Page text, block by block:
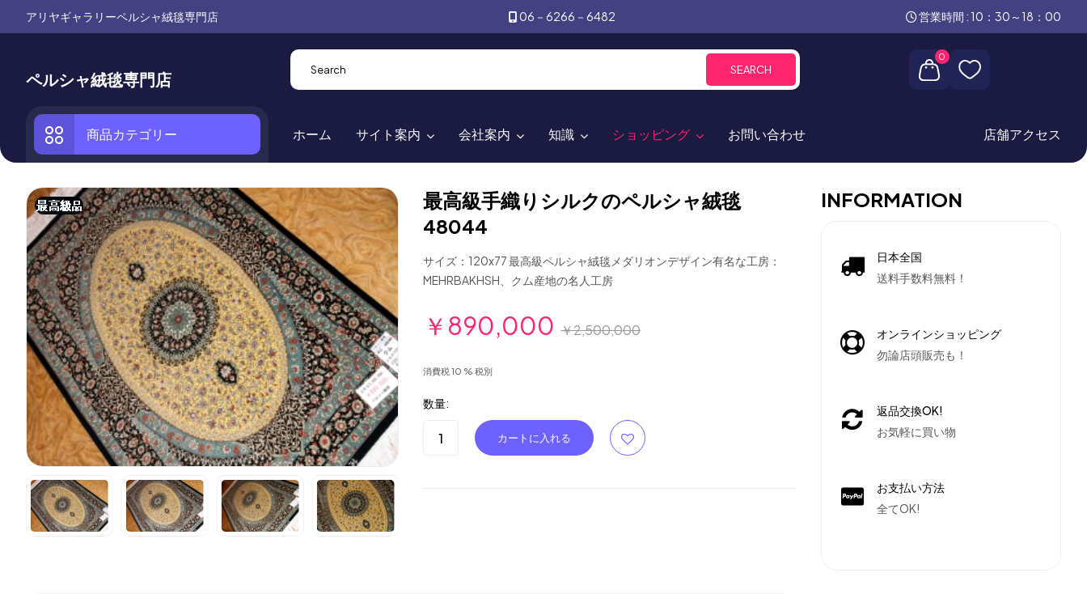
アリヤギャラリーペルシャ絨毯専門店 06－6266－6482 営業時間 : 10：30～18：00
ペルシャ絨毯専門店 SEARCH
0
商品カテゴリー ホーム サイト案内 会社案内 知識 ショッピング お問い合わせ 店舗アクセス
最高級手織りシルクのペルシャ絨毯
48044
サイズ：120x77 最高級ペルシャ絨毯メダリオンデザイン有名な工房：
MEHRBAKHSH、クム産地の名人工房
￥890,000 ￥2,500,000
消費税 10 % 税別
数量:
INFORMATION
日本全国
送料手数料無料！
オンラインショッピング
勿論店頭販売も！
返品交換OK!
お気軽に買い物
お支払い方法
全てOK!